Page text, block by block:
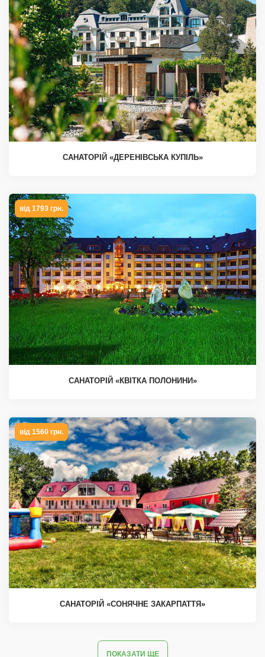
САНАТОРІЙ «ДЕРЕНІВСЬКА КУПІЛЬ»
САНАТОРІЙ «КВІТКА ПОЛОНИНИ»
від 1793 грн.
САНАТОРІЙ «СОНЯЧНЕ ЗАКАРПАТТЯ»
від 1560 грн.
ПОКАЗАТИ ЩЕ